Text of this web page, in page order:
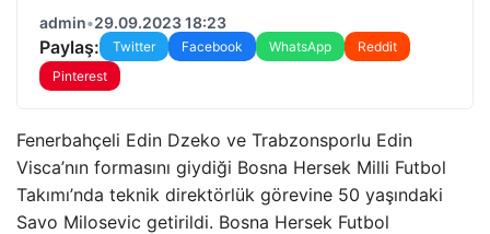
admin•29.09.2023 18:23
Paylaş: Twitter Facebook WhatsApp
Reddit
Pinterest
Fenerbahçeli Edin Dzeko ve Trabzonsporlu Edin
Visca’nın formasını giydiği Bosna Hersek Milli Futbol
Takımı’nda teknik direktörlük görevine 50 yaşındaki
Savo Milosevic getirildi. Bosna Hersek Futbol